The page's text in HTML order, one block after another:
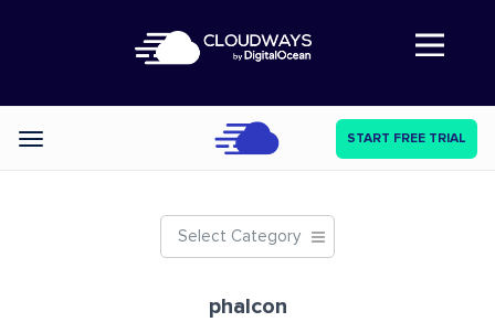
Abre a navegação
Categories START FREE TRIAL
Select Category
phalcon